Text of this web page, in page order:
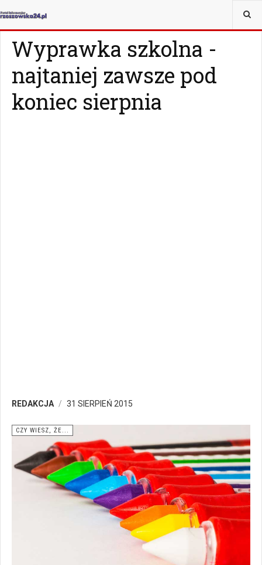
JESTEŚ TUTAJ:
Wyprawka szkolna -
najtaniej zawsze pod
koniec sierpnia
REDAKCJA 31 SIERPIEŃ 2015
CZY WIESZ, ŻE...